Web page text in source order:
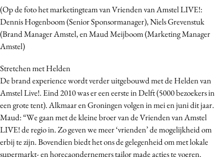
(Op de foto het marketingteam van Vrienden van Amstel LIVE!:
Dennis Hogenboom (Senior Sponsormanager), Niels Grevenstuk
(Brand Manager Amstel, en Maud Meijboom (Marketing Manager
Amstel)
Stretchen met Helden
De brand experience wordt verder uitgebouwd met de Helden van
Amstel Live!. Eind 2010 was er een eerste in Delft (5000 bezoekers in
een grote tent). Alkmaar en Groningen volgen in mei en juni dit jaar.
Maud: “We gaan met de kleine broer van de Vrienden van Amstel
LIVE! de regio in. Zo geven we meer ‘vrienden’ de mogelijkheid om
erbij te zijn. Bovendien biedt het ons de gelegenheid om met lokale
supermarkt- en horecaondernemers tailor made acties te voeren.